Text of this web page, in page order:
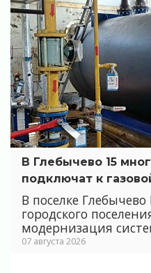
В Глебычево 15
подключат к
В поселке
городского
модернизация
07 августа 2026